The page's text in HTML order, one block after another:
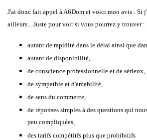
J'ai donc fait appel à A6Dom et voici mon avis : Si
ailleurs... Juste pour voir si vous pourrez y trouver :
autant de rapidité dans le délai ainsi que
autant de disponibilité,
de conscience professionnelle et de sérieux,
de sympathie et d'amabilité,
de sens du commerce,
de réponses simples à des questions qui
peu compliquées,
des tarifs compétitfs plus que prohibitifs